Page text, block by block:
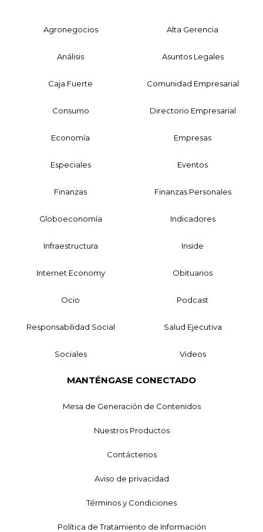
Agronegocios Alta Gerencia
Análisis Asuntos Legales
Caja Fuerte Comunidad Empresarial
Consumo Directorio Empresarial
Economía Empresas
Especiales Eventos
Finanzas Finanzas Personales
Globoeconomía Indicadores
Infraestructura Inside
Internet Economy Obituarios
Ocio Podcast
Responsabilidad Social Salud Ejecutiva
Sociales Videos
MANTÉNGASE CONECTADO
Mesa de Generación de Contenidos
Nuestros Productos
Contáctenos
Aviso de privacidad
Términos y Condiciones
Política de Tratamiento de Información